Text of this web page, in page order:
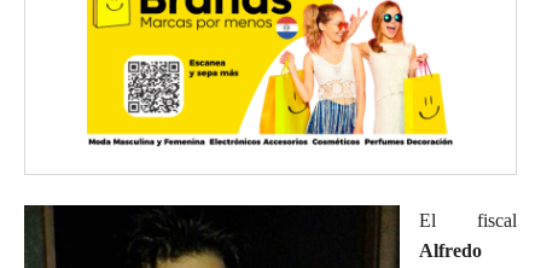
El fiscal
Alfredo